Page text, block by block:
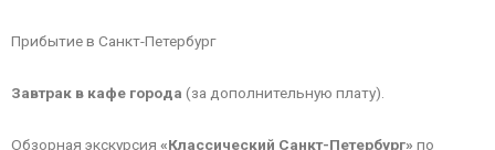
Прибытие в Санкт-Петербург
Завтрак в кафе города (за дополнительную плату).
Обзорная экскурсия «Классический Санкт-Петербург» по